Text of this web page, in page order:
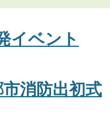
イベント
消防出初式